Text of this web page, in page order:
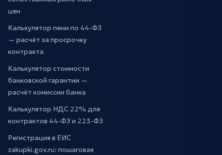
цен
Калькулятор пени по 44-ФЗ
— расчёт за просрочку
контракта
Калькулятор стоимости
банковской гарантии —
расчёт комиссии банка
Калькулятор НДС 22% для
контрактов 44-ФЗ и 223-ФЗ
Регистрация в ЕИС
zakupki.gov.ru: пошаговая